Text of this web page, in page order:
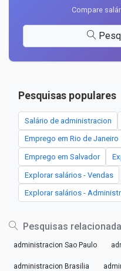
Compare
Pesquisas populares
Salário de administracion
Emprego em Rio de Janeiro
Emprego em Salvador
Explorar salários - Vendas
Explorar salários -
Pesquisas
administracion Sao Paulo
administracion Brasilia